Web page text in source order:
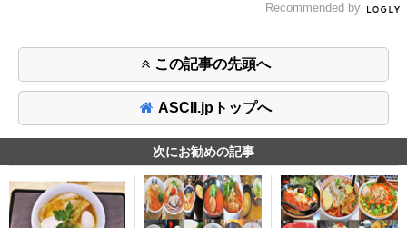
Recommended by
この記事の先頭へ
ASCII.jpトップへ
次にお勧めの記事